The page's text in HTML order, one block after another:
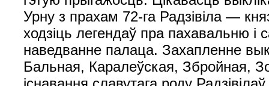
Урну з прахам 72-га Радзівіла —
ходзіць легендаў пра пахавальню
наведванне палаца. Захапленне
Бальная, Каралеўская, Збройная,